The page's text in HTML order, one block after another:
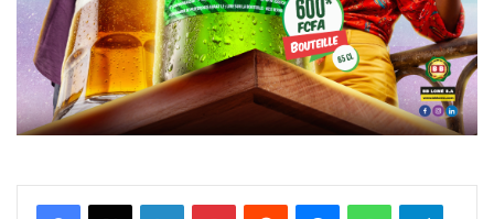
FacebookX Linkedin PinterestReddit MessengerWhatsAppTelegram